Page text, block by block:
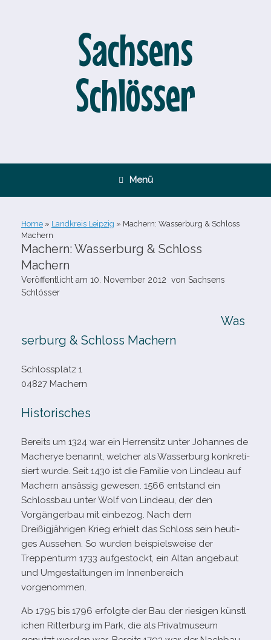
Sachsens
Schlösser
Menü
Home » Landkreis Leipzig » Machern: Wasserburg & Schloss
Machern
Machern: Wasserburg & Schloss
Machern
Veröffentlicht am 10. November 2012 von Sachsens
Schlösser
Was
serburg & Schloss Machern
Schlossplatz 1
04827 Machern
Historisches
Bereits um 1324 war ein Herrensitz unter Johannes de
Macherye benannt, wel­cher als Wasserburg kon­kre­ti­
siert wurde. Seit 1430 ist die Familie von Lindeau auf
Machern ansäs­sig gewe­sen. 1566 ent­stand ein
Schlossbau unter Wolf von Lindeau, der den
Vorgängerbau mit ein­be­zog. Nach dem
Dreißigjährigen Krieg erhielt das Schloss sein heu­ti­
ges Aussehen. So wur­den bei­spiels­weise der
Treppenturm 1733 auf­ge­stockt, ein Altan ange­baut
und Umgestaltungen im Innenbereich
vorgenommen.
Ab 1795 bis 1796 erfolgte der Bau der rie­si­gen künst­l
i­chen Ritterburg im Park, die als Privatmuseum